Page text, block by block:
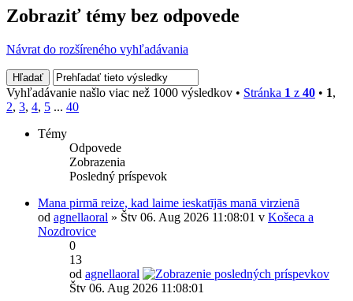
Zobraziť témy bez odpovede
Návrat do rozšíreného vyhľadávania
Vyhľadávanie našlo viac než 1000 výsledkov • Stránka 1 z 40 • 1,
2, 3, 4, 5 ... 40
Témy
Odpovede
Zobrazenia
Posledný príspevok
Mana pirmā reize, kad laime ieskatījās manā virzienā
od agnellaoral » Štv 06. Aug 2026 11:08:01 v Košeca a
Nozdrovice
0
13
od agnellaoral
Štv 06. Aug 2026 11:08:01